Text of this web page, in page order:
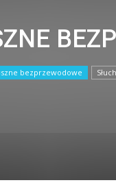
bezprzewodowe